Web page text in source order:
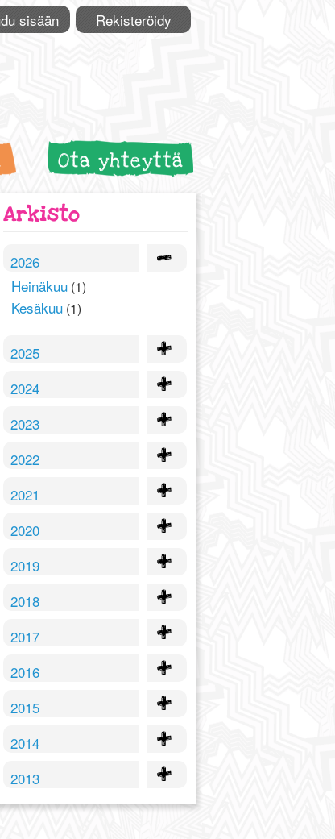
sisään Rekisteröidy
Ota yhteyttä
Arkisto
2026
Heinäkuu (1)
Kesäkuu (1)
2025
2024
2023
2022
2021
2020
2019
2018
2017
2016
2015
2014
2013